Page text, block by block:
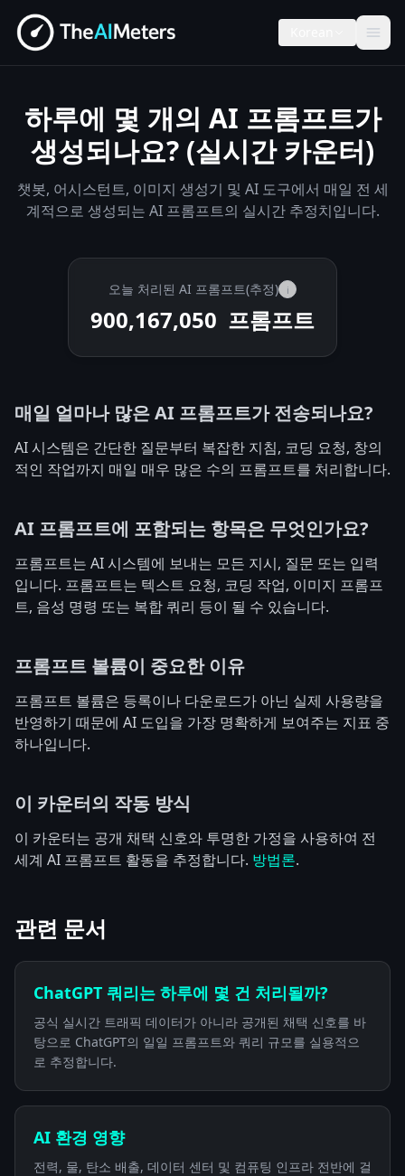
하루에 몇 개의 AI 프롬프트가
생성되나요? (실시간 카운터)
챗봇, 어시스턴트, 이미지 생성기 및 AI 도구에서 매일 전 세
계적으로 생성되는 AI 프롬프트의 실시간 추정치입니다.
오늘 처리된 AI 프롬프트(추정) i
900,172,050 프롬프트
매일 얼마나 많은 AI 프롬프트가 전송되나요?
AI 시스템은 간단한 질문부터 복잡한 지침, 코딩 요청, 창의
적인 작업까지 매일 매우 많은 수의 프롬프트를 처리합니다.
AI 프롬프트에 포함되는 항목은 무엇인가요?
프롬프트는 AI 시스템에 보내는 모든 지시, 질문 또는 입력
입니다. 프롬프트는 텍스트 요청, 코딩 작업, 이미지 프롬프
트, 음성 명령 또는 복합 쿼리 등이 될 수 있습니다.
프롬프트 볼륨이 중요한 이유
프롬프트 볼륨은 등록이나 다운로드가 아닌 실제 사용량을
반영하기 때문에 AI 도입을 가장 명확하게 보여주는 지표 중
하나입니다.
이 카운터의 작동 방식
이 카운터는 공개 채택 신호와 투명한 가정을 사용하여 전
세계 AI 프롬프트 활동을 추정합니다. 방법론.
관련 문서
ChatGPT 쿼리는 하루에 몇 건 처리될까?
공식 실시간 트래픽 데이터가 아니라 공개된 채택 신호를 바
탕으로 ChatGPT의 일일 프롬프트와 쿼리 규모를 실용적으
로 추정합니다.
AI 환경 영향
전력, 물, 탄소 배출, 데이터 센터 및 컴퓨팅 인프라 전반에 걸